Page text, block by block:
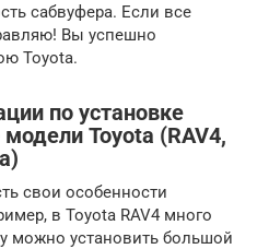
сабвуфера. Если все
Вы успешно
Toyota.
по установке
Toyota (RAV4,
свои особенности
в Toyota RAV4 много
можно установить большой